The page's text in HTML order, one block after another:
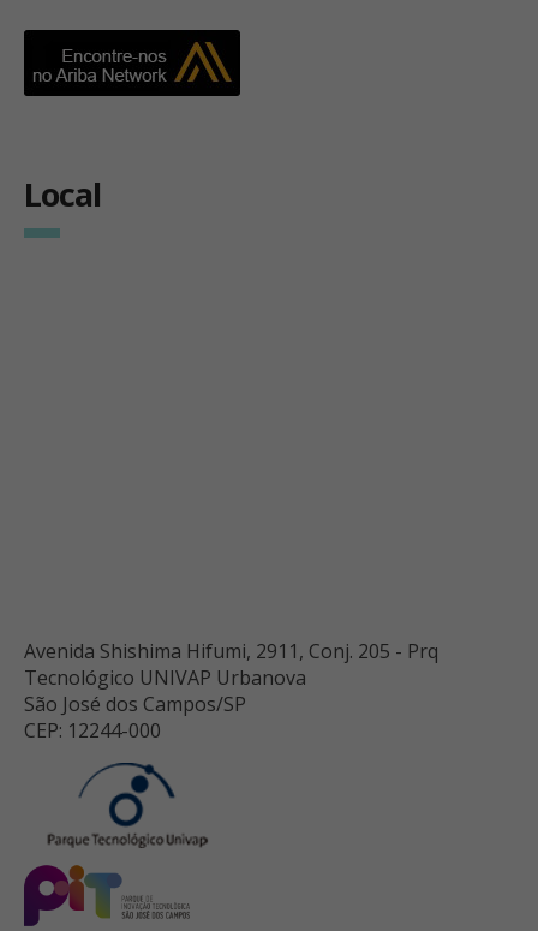
Local
Avenida Shishima Hifumi, 2911, Conj. 205 - Prq
Tecnológico UNIVAP Urbanova
São José dos Campos/SP
CEP: 12244-000